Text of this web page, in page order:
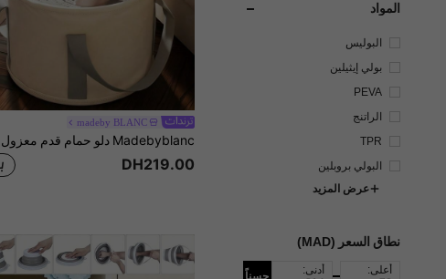
المواد
البوليس
بولي إيثيلين
PEVA
الراتنج
TPR
البولي بروبلين
عرض المزيد
نطاق السعر (MAD)
أعلى: أدنى: حسناً
madeby BLANC
DH219.00